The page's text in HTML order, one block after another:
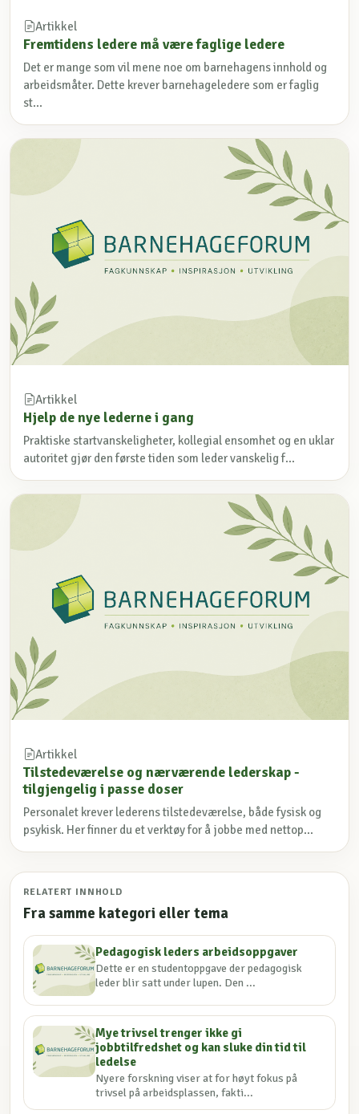
Artikkel
Fremtidens ledere må være faglige ledere
Det er mange som vil mene noe om barnehagens innhold og
arbeidsmåter. Dette krever barnehageledere som er faglig
st...
Artikkel
Hjelp de nye lederne i gang
Praktiske startvanskeligheter, kollegial ensomhet og en uklar
autoritet gjør den første tiden som leder vanskelig f...
Artikkel
Tilstedeværelse og nærværende lederskap -
tilgjengelig i passe doser
Personalet krever lederens tilstedeværelse, både fysisk og
psykisk. Her finner du et verktøy for å jobbe med nettop...
RELATERT INNHOLD
Fra samme kategori eller tema
Pedagogisk leders arbeidsoppgaver
Dette er en studentoppgave der pedagogisk
leder blir satt under lupen. Den ...
Mye trivsel trenger ikke gi
jobbtilfredshet og kan sluke din tid til
ledelse
Nyere forskning viser at for høyt fokus på
trivsel på arbeidsplassen, fakti...